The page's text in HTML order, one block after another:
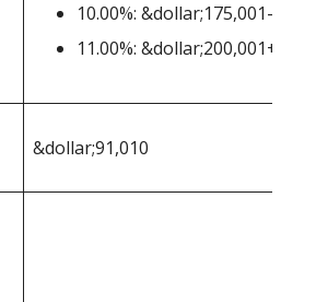
10.00%: &dollar;175,001-
11.00%: &dollar;200,001+
&dollar;91,010